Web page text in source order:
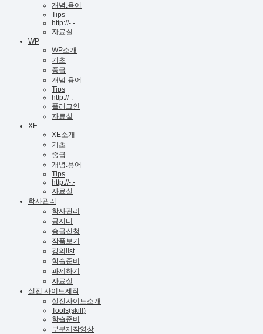
개념.용어
Tips
http://-.-
자료실
WP
WP소개
기초
중급
개념.용어
Tips
http://-.-
플러그인
자료실
XE
XE소개
기초
중급
개념.용어
Tips
http://-.-
자료실
학사관리
학사관리
공지터
승급신청
작품보기
강의list
학습준비
과제하기
자료실
실전.사이트제작
실전사이트소개
Tools(skill)
학습준비
부분제작영상